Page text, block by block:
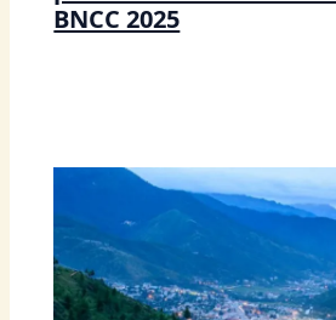
BNCC 2025